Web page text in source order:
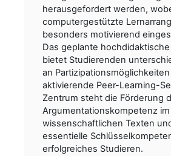
herausgefordert werden,
computergestützte
besonders motivierend
Das geplante
bietet Studierenden
an
aktivierende Peer-Learning-
Zentrum steht die Förderung
Argumentationskompetenz
wissenschaftlichen Texten
essentielle
erfolgreiches Studieren.